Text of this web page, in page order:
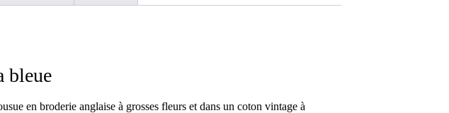
bleue
en broderie anglaise à grosses fleurs et dans un coton vintage à